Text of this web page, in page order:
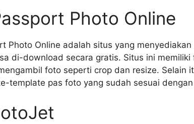
Photo Online
Photo Online adalah situs yang
di-download secara gratis. Situs ini
foto seperti crop dan resize. Selain
template pas foto yang sudah sesuai